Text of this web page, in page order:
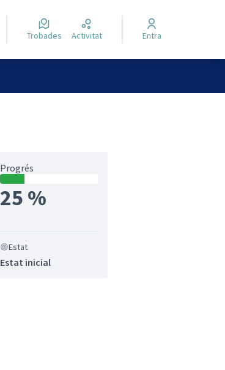
Trobades Activitat Entra
Progrés
25 %
Estat
Estat inicial